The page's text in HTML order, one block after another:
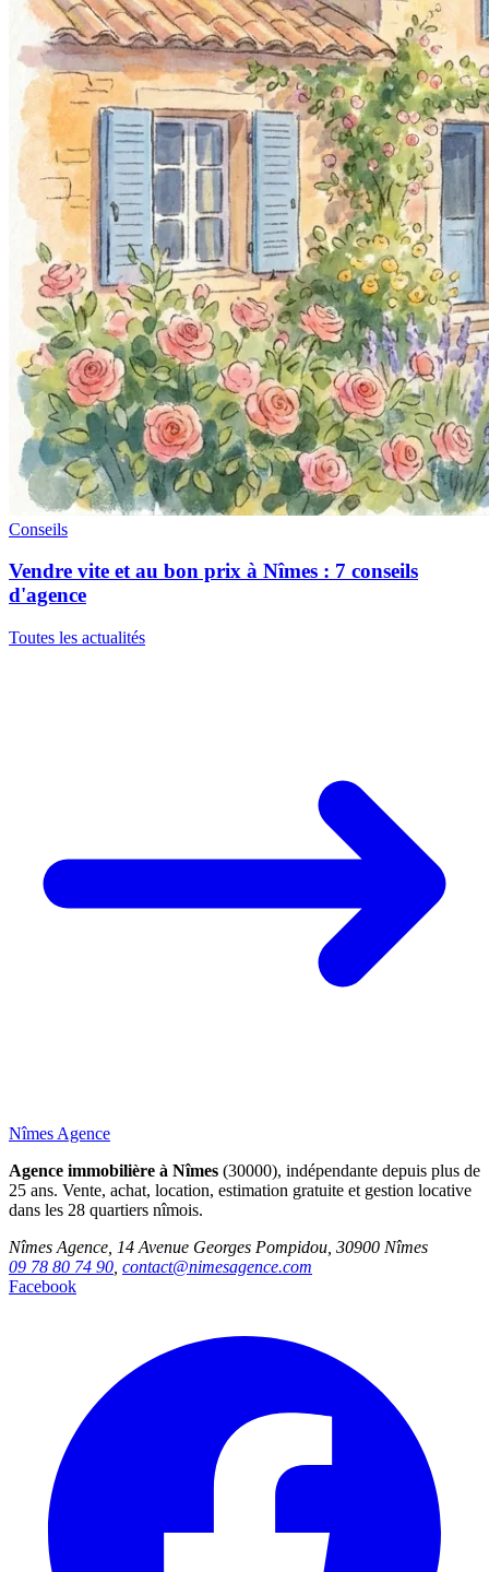
Conseils
Vendre vite et au bon prix à Nîmes : 7 conseils
d'agence
Toutes les actualités
Nîmes Agence
Agence immobilière à Nîmes (30000), indépendante depuis plus de
25 ans. Vente, achat, location, estimation gratuite et gestion locative
dans les 28 quartiers nîmois.
Nîmes Agence, 14 Avenue Georges Pompidou, 30900 Nîmes
09 78 80 74 90 contact@nimesagence.com
Facebook